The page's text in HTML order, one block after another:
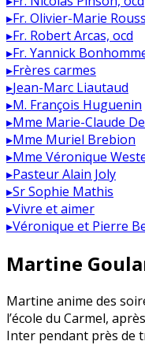
▸Fr. Olivier-Marie
▸Fr. Robert Arcas, ocd
▸Fr. Yannick
▸Frères carmes
▸Jean-Marc Liautaud
▸M. François Huguenin
▸Mme Marie-Claude
▸Mme Muriel Brebion
▸Mme Véronique
▸Pasteur Alain Joly
▸Sr Sophie Mathis
▸Vivre et aimer
▸Véronique et Pierre
Martine
Martine anime des
l’école du Carmel,
Inter pendant près de